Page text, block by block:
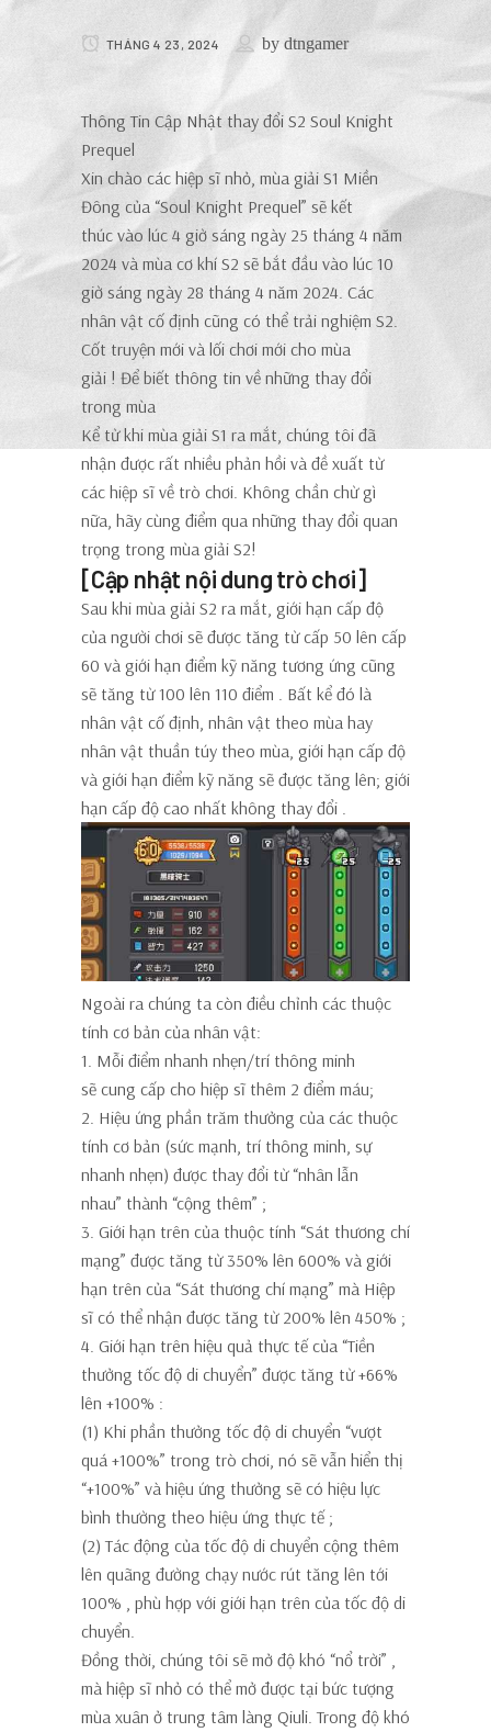
THÁNG 4 23, 2024 bydtngamer
Thông Tin Cập Nhật thay đổi S2 Soul Knight
Prequel
Xin chào các hiệp sĩ nhỏ, mùa giải S1 Miền
Đông của “Soul Knight Prequel” sẽ kết
thúc vào lúc 4 giờ sáng ngày 25 tháng 4 năm
2024 và mùa cơ khí S2 sẽ bắt đầu vào lúc 10
giờ sáng ngày 28 tháng 4 năm 2024. Các
nhân vật cố định cũng có thể trải nghiệm S2.
Cốt truyện mới và lối chơi mới cho mùa
giải ! Để biết thông tin về những thay đổi
trong mùa
Kể từ khi mùa giải S1 ra mắt, chúng tôi đã
nhận được rất nhiều phản hồi và đề xuất từ ​​
các hiệp sĩ về trò chơi. Không chần chừ gì
nữa, hãy cùng điểm qua những thay đổi quan
trọng trong mùa giải S2!
[Cập nhật nội dung trò chơi]
Sau khi mùa giải S2 ra mắt, giới hạn cấp độ
của người chơi sẽ được tăng từ cấp 50 lên cấp
60 và giới hạn điểm kỹ năng tương ứng cũng
sẽ tăng từ 100 lên 110 điểm
. Bất kể đó là
nhân vật cố định, nhân vật theo mùa hay
nhân vật thuần túy theo mùa, giới hạn cấp độ
và giới hạn điểm kỹ năng sẽ được tăng lên; giới
hạn cấp độ cao nhất không thay đổi
Ngoài ra chúng ta còn điều chỉnh các thuộc
tính cơ bản của nhân vật:
1. Mỗi điểm nhanh nhẹn/trí thông minh
sẽ cung cấp cho hiệp sĩ thêm 2 điểm máu;
2. Hiệu ứng phần trăm thưởng của các thuộc
tính cơ bản (sức mạnh, trí thông minh, sự
nhanh nhẹn) được thay đổi từ “nhân lẫn
nhau” thành “cộng thêm” ;
3. Giới hạn trên của thuộc tính “Sát thương chí
mạng” được tăng từ 350% lên 600% và giới
hạn trên của “Sát thương chí mạng” mà Hiệp
sĩ có thể nhận được tăng từ 200% lên 450% ;
4. Giới hạn trên hiệu quả thực tế của “Tiền
thưởng tốc độ di chuyển” được tăng từ +66%
lên +100% :
(1) Khi phần thưởng tốc độ di chuyển “vượt
quá +100%” trong trò chơi, nó sẽ vẫn hiển thị
“+100%” và hiệu ứng thưởng sẽ có hiệu lực
bình thường theo hiệu ứng thực tế ;
(2) Tác động của tốc độ di chuyển cộng thêm
lên quãng đường chạy nước rút tăng lên tới
100%
, phù hợp với giới hạn trên của tốc độ di
chuyển.
Đồng thời, chúng tôi sẽ mở độ khó “nổ trời”
mà hiệp sĩ nhỏ có thể mở được tại bức tượng
mùa xuân ở trung tâm làng Qiuli. Trong độ khó